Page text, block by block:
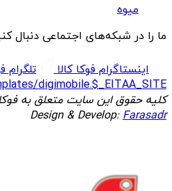
میوه
ما را در شبکه‌های اجتماعی دنبال
اینستاگرام فوکا کالا
تلگرام
digimobile.$_EITAA_SITE
کلیه حقوق این سایت متعلق به
Design & Develop:Farasadr